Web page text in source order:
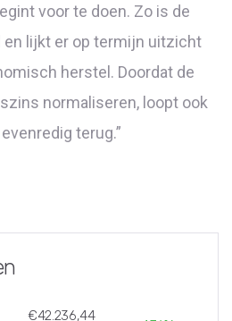
voor te doen. Zo is de
en lijkt er op termijn uitzicht
herstel. Doordat de
normaliseren, loopt ook
terug.”
€42.236,44